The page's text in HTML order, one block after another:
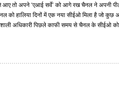
आए तो अपने ‘एआई सर्वे’ को आगे रख चैनल ने अपनी
को हालिया दिनों में एक नया सीईओ मिला है जो कुछ
अधिकारी पिछले काफी समय से चैनल के सीईओ को